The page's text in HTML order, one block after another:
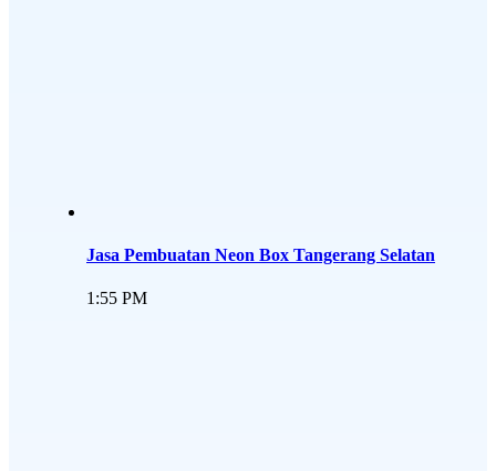
Jasa Pembuatan Neon Box Tangerang Selatan
1:55 PM